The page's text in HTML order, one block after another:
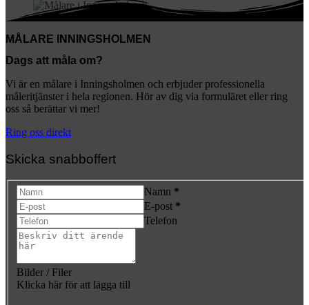
MÅLARE INNINGSHOLMEN
Dags att måla om?
Vi är en målare i Inningsholmen och erbjuder professionella
måleritjänster i hela regionen. Hör av dig via formuläret eller ring
oss så berättar vi mer!
Ring oss direkt
Skicka snabboffert
Namn *
E-post *
Telefon
Bilder / Filer
Klicka här för att lägga till